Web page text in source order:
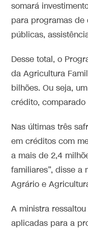
somará
para programas
públicas,
Desse total, o
da Agricultura
bilhões. Ou seja,
crédito, comparado
Nas últimas três
em créditos com
a mais de 2,4
familiares”, disse a
Agrário e
A ministra
aplicadas para a